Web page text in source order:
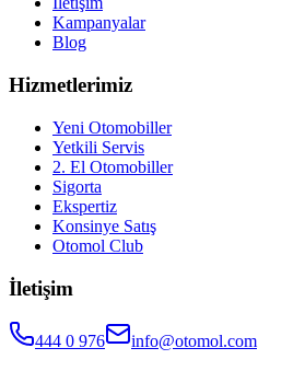
Kampanyalar
Blog
Hizmetlerimiz
Yeni Otomobiller
Yetkili Servis
2. El Otomobiller
Sigorta
Ekspertiz
Konsinye Satış
Otomol Club
İletişim
444 0 976 info@otomol.com